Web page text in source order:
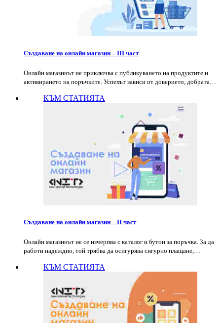
Създаване на онлайн магазин – III част
Онлайн магазинът не приключва с публикуването на продуктите и
активирането на поръчките. Успехът зависи от доверието, добрата…
КЪМ СТАТИЯТА
Създаване на онлайн магазин – II част
Онлайн магазинът не се изчерпва с каталог и бутон за поръчка. За да
работи надеждно, той трябва да осигурява сигурно плащане,…
КЪМ СТАТИЯТА